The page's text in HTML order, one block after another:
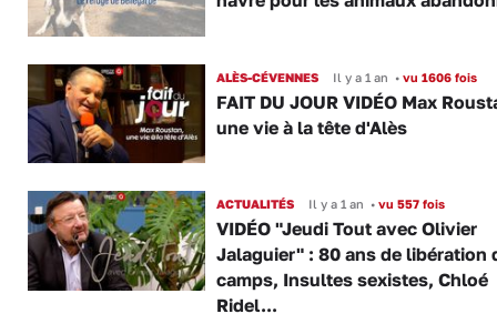
ALÈS-CÉVENNES Il y a 1 an •vu 1606 fois
FAIT DU JOUR VIDÉO Max
une vie à la tête d'Alès
ACTUALITÉS Il y a 1 an •vu 557 fois
VIDÉO "Jeudi Tout avec Olivier
Jalaguier" : 80 ans de libération
camps, Insultes sexistes, Chloé
Ridel...